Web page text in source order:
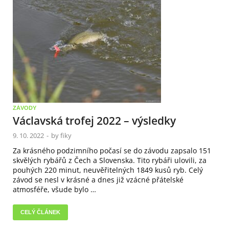
ZÁVODY
Václavská trofej 2022 – výsledky
9. 10. 2022 - byfiky
Za krásného podzimního počasí se do závodu zapsalo 151
skvělých rybářů z Čech a Slovenska. Tito rybáři ulovili, za
pouhých 220 minut, neuvěřitelných 1849 kusů ryb. Celý
závod se nesl v krásné a dnes již vzácné přátelské
atmosféře, všude bylo …
CELÝ ČLÁNEK